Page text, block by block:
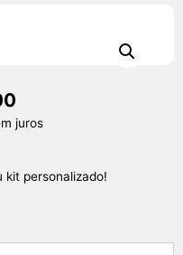
juros
kit personalizado!